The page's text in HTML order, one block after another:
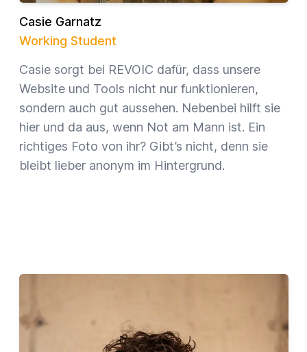
Casie Garnatz
Working Student
Casie sorgt bei REVOIC dafür, dass unsere
Website und Tools nicht nur funktionieren,
sondern auch gut aussehen. Nebenbei hilft sie
hier und da aus, wenn Not am Mann ist. Ein
richtiges Foto von ihr? Gibt’s nicht, denn sie
bleibt lieber anonym im Hintergrund.